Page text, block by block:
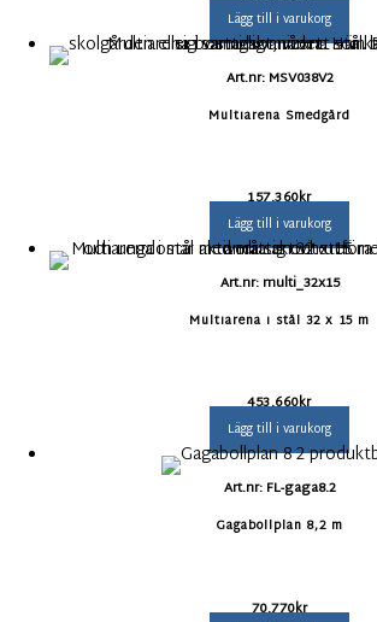
Lägg till i varukorg
Art.nr: MSV038V2
Multiarena Smedgård
157.360kr
Lägg till i varukorg
Art.nr: multi_32x15
Multiarena i stål 32 x 15 m
453.660kr
Lägg till i varukorg
Art.nr: FL-gaga8.2
Gagabollplan 8,2 m
70.770kr